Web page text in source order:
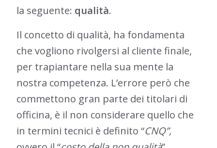
la seguente: qualità.
Il concetto di qualità, ha fondamenta
che vogliono rivolgersi al cliente finale,
per trapiantare nella sua mente la
nostra competenza. L’errore però che
commettono gran parte dei titolari di
officina, è il non considerare quello che
in termini tecnici è definito “CNQ”,